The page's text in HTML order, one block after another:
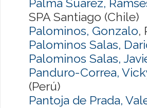
Palma Suarez,
SPA Santiago (Chile)
Palominos, Gonzalo,
Palominos Salas,
Palominos Salas,
Panduro-Correa,
(Perú)
Pantoja de Prada,